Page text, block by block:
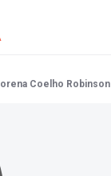
Coelho Robinson